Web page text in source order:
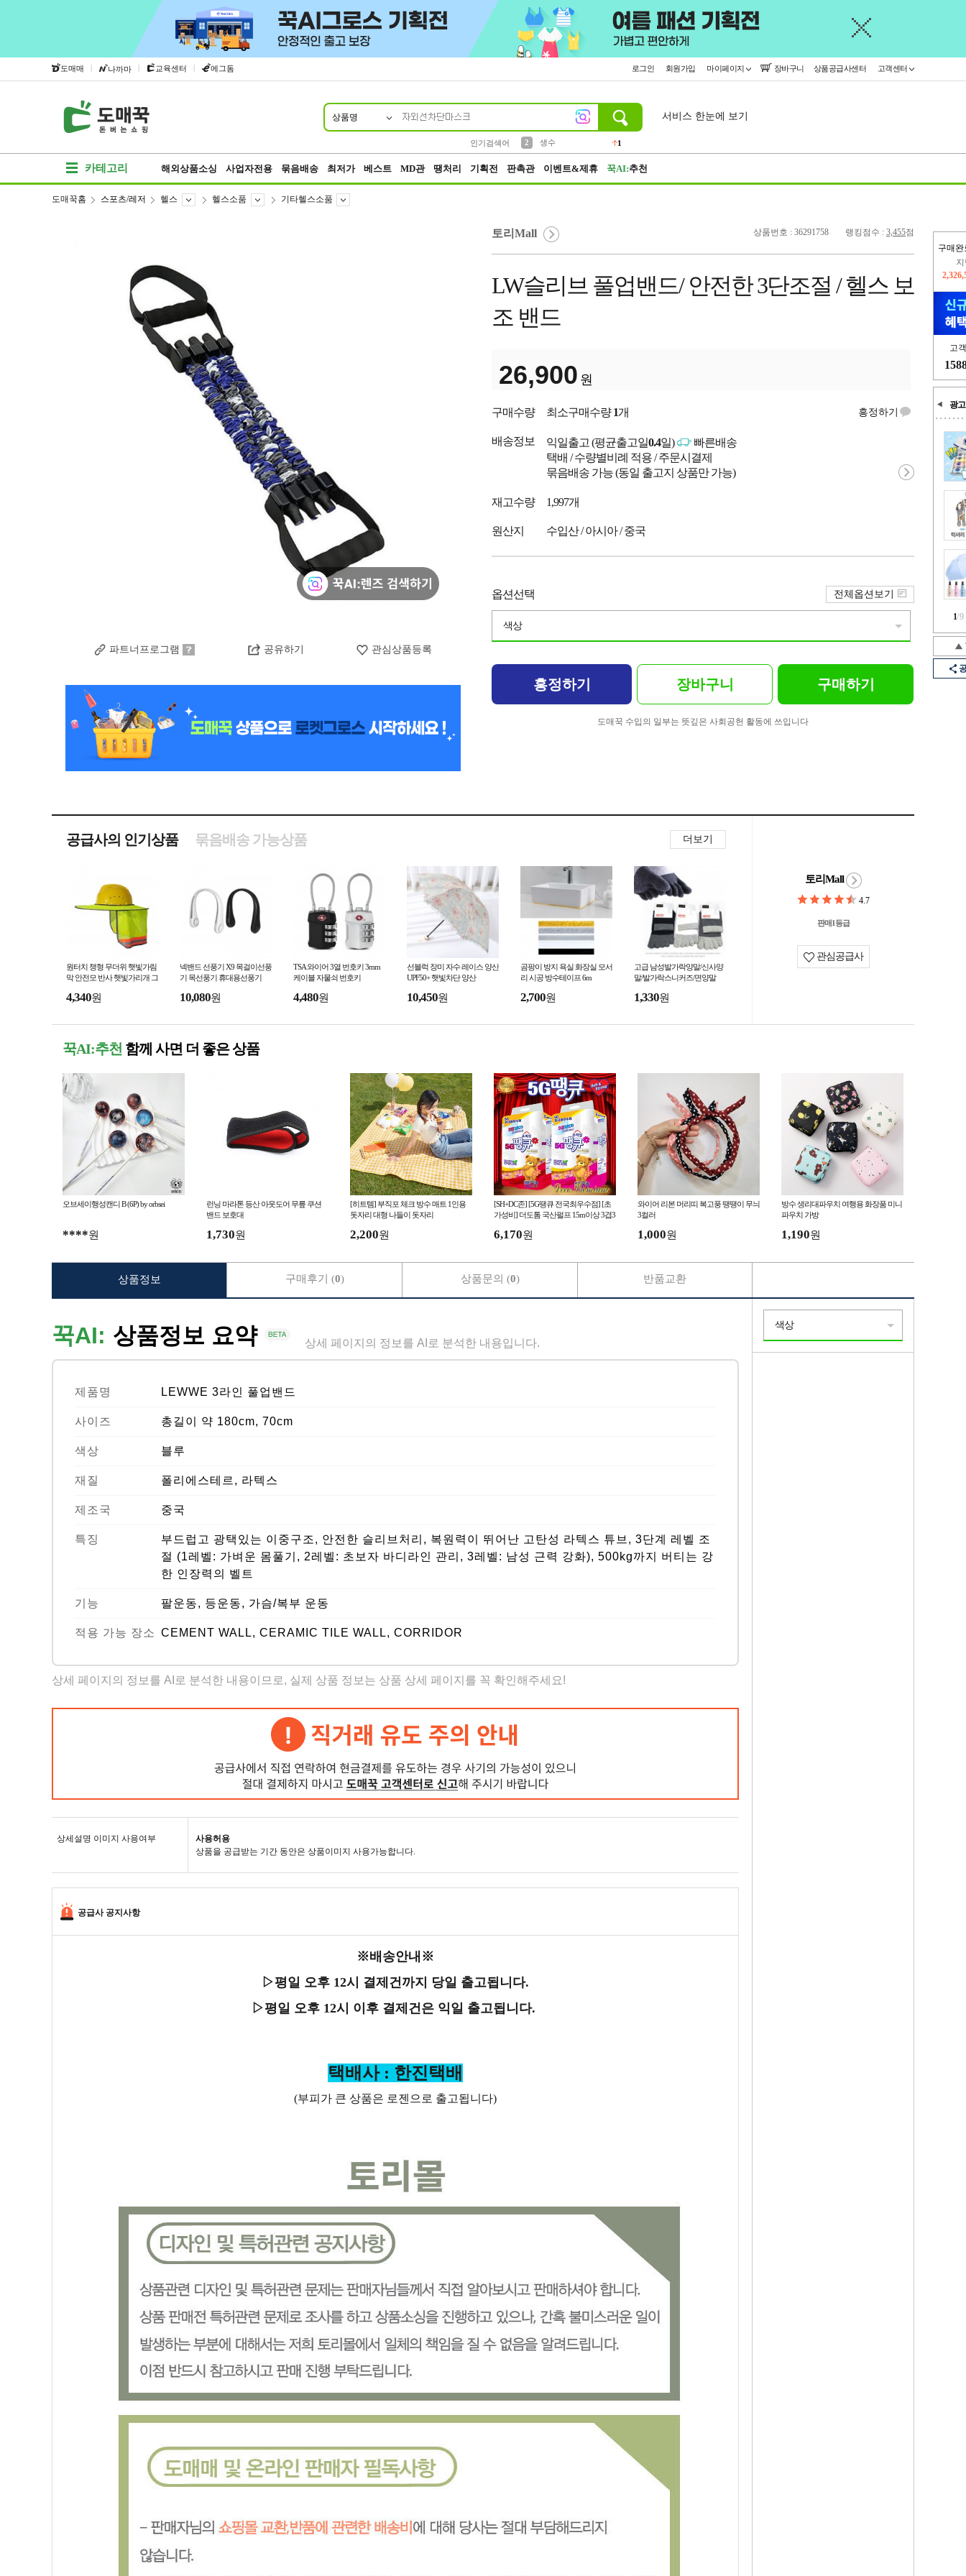
도매매 | 나까마 | 교육센터 | 에그돔 로그인 회원가입 마이페이지 장바구니 상품공급사센터 고객센터
상품명
인기검색어
2
생수
1
서비스 한눈에 보기
카테고리 해외상품소싱 사업자전용 묶음배송 최저가 베스트 MD관 땡처리 기획전 판촉관 이벤트&제휴 꾹AI:추천
구매완
고
광고
1/9
도매꾹홈 스포츠/레저 헬스 헬스소품 기타헬스소품
파트너프로그램 공유하기 관심상품등록
상품번호 : 36291758 랭킹점수 : 3,455점
토리Mall
LW슬리브 풀업밴드/ 안전한 3단조절 / 헬스 보
조 밴드
26,900 원
구매수량 최소구매수량1개 흥정하기
배송정보 익일출고 (평균출고일0.4일)
빠른배송
택배 / 수량별비례 적용 / 주문시결제
묶음배송 가능 (동일 출고지 상품만 가능)
재고수량 1,997개
원산지 수입산 / 아시아 / 중국
옵션선택
색상
전체옵션보기
흥정하기 장바구니 구매하기
도매꾹 수입의 일부는 뜻깊은 사회공헌 활동에 쓰입니다
공급사의 인기상품 더보기
묶음배송 가능상품
원터치 챙형 무더위 햇빛가림
막 안전모 반사 햇빛가리개 그
4,340원
넥밴드 선풍기 X9 목걸이선풍
기 목선풍기 휴대용선풍기
10,080원
TSA 와이어 3열 번호키 3mm
케이블 자물쇠 번호키
4,480원
선블럭 장미 자수 레이스 양산
UPF50+ 햇빛차단 양산
10,450원
곰팡이 방지 욕실 화장실 모서
리 시공 방수테이프 6m
2,700원
고급 남성발가락양말/신사양
말/발가락스니커즈/면양말
1,330원
토리Mall
4.7
판매1등급
관심공급사
꾹AI:추천 함께 사면 더 좋은 상품
오브세이행성캔디 B (6P) by orbsei
****원
런닝 마라톤 등산 아웃도어 무릎 쿠션
밴드 보호대
1,730원
[히트템] 부직포 체크 방수 매트 1인용
돗자리 대형 나들이 돗자리
2,200원
[SH+DC존] [5G땡큐 전국최우수점] [초
가성비] 더도톰 국산펄프 15m이상 3겹3
6,170원
와이어 리본 머리띠 복고풍 땡땡이 무늬
3컬러
1,000원
방수 생리대파우치 여행용 화장품 미니
파우치 가방
1,190원
꾹AI: 상품정보 요약 상세 페이지의 정보를 AI로 분석한 내용입니다.
제품명 LEWWE 3라인 풀업밴드
사이즈 총길이 약 180cm, 70cm
색상 블루
재질 폴리에스테르, 라텍스
제조국 중국
특징
부드럽고 광택있는 이중구조, 안전한 슬리브처리, 복원력이 뛰어난 고탄성 라텍스 튜브, 3단계 레벨 조
절 (1레벨: 가벼운 몸풀기, 2레벨: 초보자 바디라인 관리, 3레벨: 남성 근력 강화), 500kg까지 버티는 강
한 인장력의 벨트
기능 팔운동, 등운동, 가슴/복부 운동
적용 가능 장소 CEMENT WALL, CERAMIC TILE WALL, CORRIDOR
상세 페이지의 정보를 AI로 분석한 내용이므로, 실제 상품 정보는 상품 상세 페이지를 꼭 확인해주세요!
상세설명 이미지 사용여부
사용허용
상품을 공급받는 기간 동안은 상품이미지 사용가능합니다.
공급사 공지사항
※배송안내※
▷평일 오후 12시 결제건까지 당일 출고됩니다.
▷평일 오후 12시 이후 결제건은 익일 출고됩니다.
택배사 : 한진택배
(부피가 큰 상품은 로젠으로 출고됩니다)
상품정보 구매후기 (0) 상품문의 (0) 반품교환
색상